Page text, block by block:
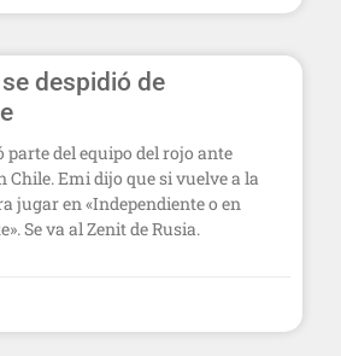
despidió de
del equipo del rojo ante
Chile. Emi dijo que si vuelve a la
jugar en «Independiente o en
Se va al Zenit de Rusia.